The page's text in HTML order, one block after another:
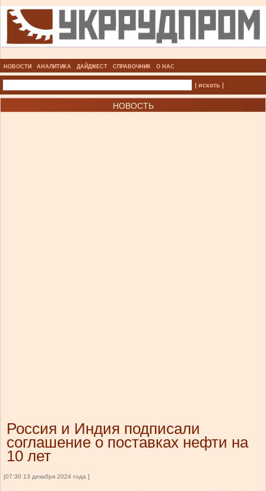
НОВОСТИ АНАЛИТИКА ДАЙДЖЕСТ СПРАВОЧНИК О НАС
| искать |
НОВОСТЬ
Россия и Индия подписали
соглашение о поставках нефти на
10 лет
[07:30 13 декабря 2024 года ]